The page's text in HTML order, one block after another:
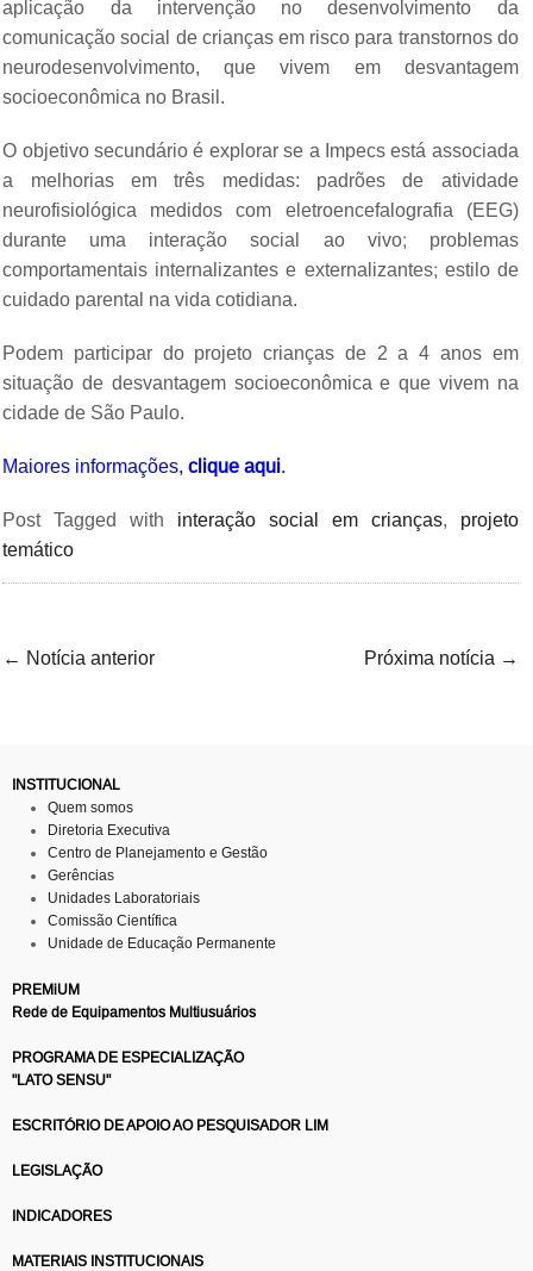
aplicação da intervenção no desenvolvimento da
comunicação social de crianças em risco para transtornos do
neurodesenvolvimento, que vivem em desvantagem
socioeconômica no Brasil.
O objetivo secundário é explorar se a Impecs está associada
a melhorias em três medidas: padrões de atividade
neurofisiológica medidos com eletroencefalografia (EEG)
durante uma interação social ao vivo; problemas
comportamentais internalizantes e externalizantes; estilo de
cuidado parental na vida cotidiana.
Podem participar do projeto crianças de 2 a 4 anos em
situação de desvantagem socioeconômica e que vivem na
cidade de São Paulo.
Maiores informações,clique aqui.
Post Tagged with interação social em crianças, projeto
temático
← Notícia anterior Próxima notícia →
INSTITUCIONAL
Quem somos
Diretoria Executiva
Centro de Planejamento e Gestão
Gerências
Unidades Laboratoriais
Comissão Científica
Unidade de Educação Permanente
PREMiUM
Rede de Equipamentos Multiusuários
PROGRAMA DE ESPECIALIZAÇÃO
"LATO SENSU"
ESCRITÓRIO DE APOIO AO PESQUISADOR LIM
LEGISLAÇÃO
INDICADORES
MATERIAIS INSTITUCIONAIS